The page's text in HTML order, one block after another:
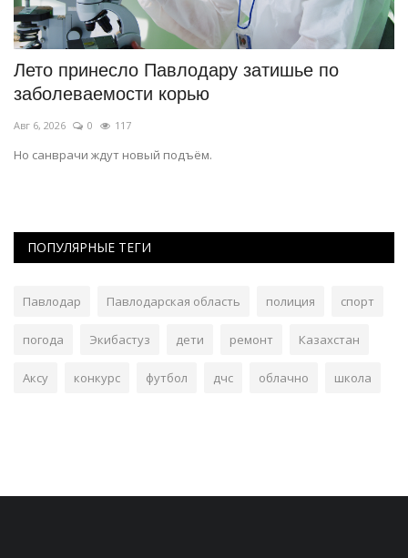
Лето принесло Павлодару затишье по
заболеваемости корью
Авг 6, 2026 0 117
Но санврачи ждут новый подъём.
ПОПУЛЯРНЫЕ ТЕГИ
Павлодар Павлодарская область полиция спорт
погода Экибастуз дети ремонт Казахстан
Аксу конкурс футбол дчс облачно школа